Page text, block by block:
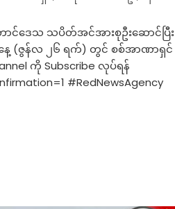
ာင်ဒေသ သပိတ်အင်အားစုဦးဆောင်ပြီး
နေ့ (ဇွန်လ ၂၆ ရက်) တွင် စစ်အာဏာရှင်
ကို Subscribe လုပ်ရန်
#RedNewsAgency